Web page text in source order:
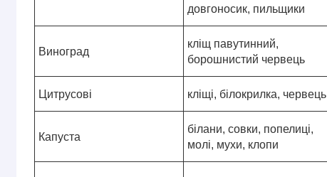
довгоносик, пильщики
Виноград
кліщ павутинний,
борошнистий червець
Цитрусові кліщі, білокрилка, червець
Капуста
білани, совки, попелиці,
молі, мухи, клопи